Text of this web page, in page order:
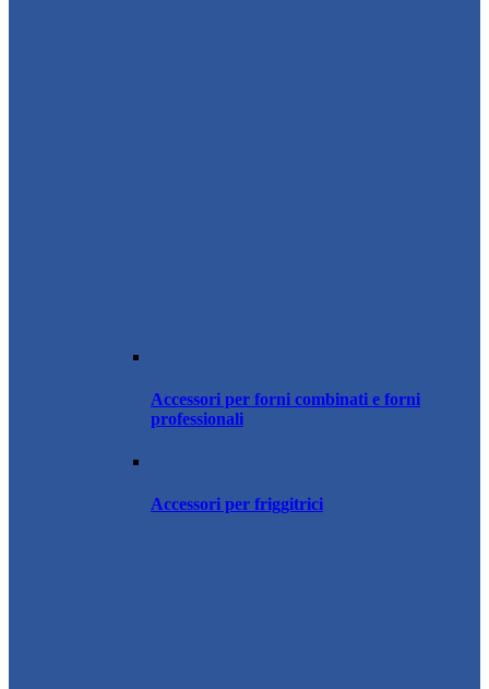
Accessori per forni combinati e forni
professionali
Accessori per friggitrici